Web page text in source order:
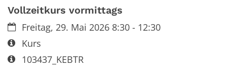
Vollzeitkurs vormittags
Datum:Freitag, 29. Mai 2026 8:30 - 12:30
Art bzw. Nummer:
Kurs
Art bzw. Nummer:
103437_KEBTR